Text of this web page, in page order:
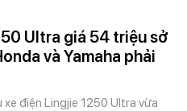
Ultra giá 54 triệu sở
và Yamaha phải
xe điện Lingjie 1250 Ultra vừa